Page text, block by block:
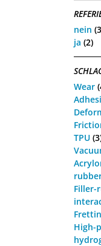
nein
ja (2)
Wear
TPU
Filler-
High-